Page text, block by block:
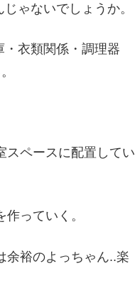
ゃないでしょうか。
衣類関係・調理器
ペースに配置してい
っていく。
余裕のよっちゃん..楽